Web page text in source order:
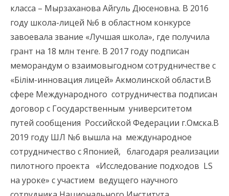
класса – Мырзаханова Айгуль Дюсеновна. В 2016
году школа-лицей №6 в областном конкурсе
завоевала звание «Лучшая школа», где получила
грант на 18 млн тенге. В 2017 году подписан
меморандум о взаимовыгодном сотрудничестве с
«Білім-инновация лицей» Акмолинской области.В
сфере Международного сотрудничества подписан
договор с Государственным университетом
путей сообщения Российской Федерации г.Омска.В
2019 году ШЛ №6 вышла на международное
сотрудничество с Японией, благодаря реализации
пилотного проекта «Исследование подходов LS
на уроке» с участием ведущего научного